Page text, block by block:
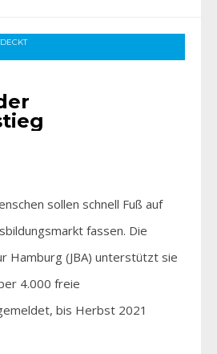
sollen schnell Fuß auf
fassen. Die
Hamburg (JBA) unterstützt sie
4.000 freie
bis Herbst 2021